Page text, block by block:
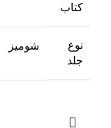
کتاب
نوع
جلد
شومیز